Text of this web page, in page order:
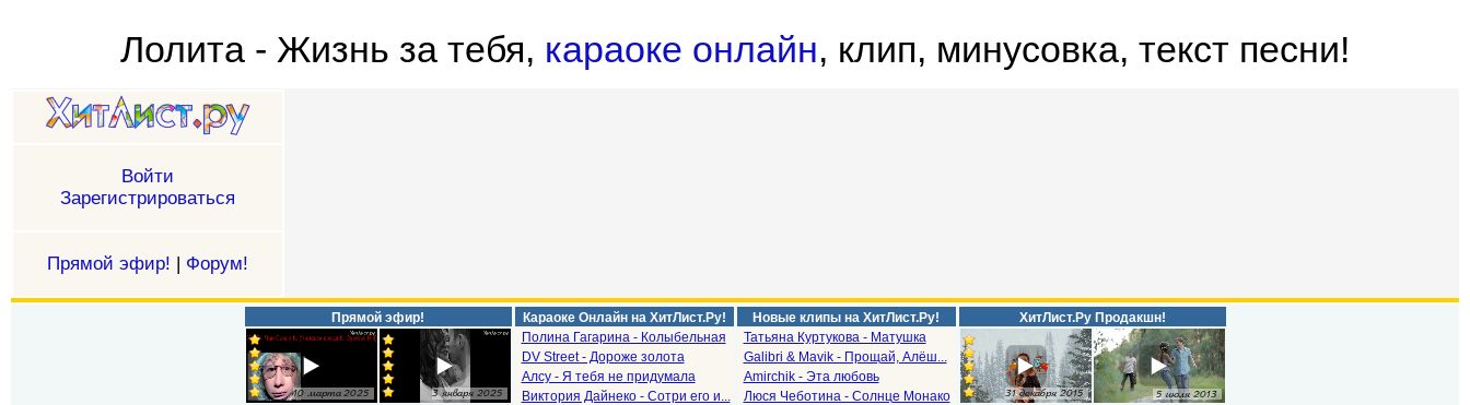
Лолита - Жизнь за тебя, караоке онлайн, клип, минусовка, текст песни!
Войти
Зарегистрироваться
Прямой эфир! | Форум!
Прямой эфир!
Караоке Онлайн на ХитЛист.Ру!
Полина Гагарина - Колыбельная
DV Street - Дороже золота
Алсу - Я тебя не придумала
Виктория Дайнеко - Сотри его и...
Новые клипы на ХитЛист.Ру!
Татьяна Куртукова - Матушка
Galibri & Mavik - Прощай, Алёш...
Amirchik - Эта любовь
Люся Чеботина - Солнце Монако
ХитЛист.Ру Продакшн!